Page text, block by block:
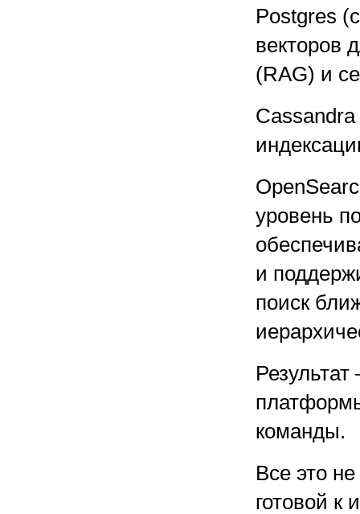
Postgres
векторов
(RAG) и
уровень
и
поиск
команды.
Все это
готовой к